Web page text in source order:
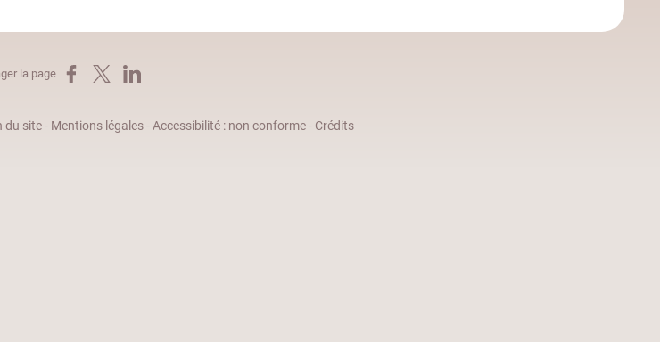
la page Partager sur Facebook
Partager sur XPartager sur LinkedIn
du site- Mentions légales-Accessibilité : non conforme- Crédits